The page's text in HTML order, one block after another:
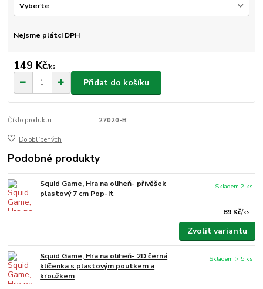
Nejsme plátci DPH
149 Kč/ks
Přidat do košíku
Číslo produktu: 27020-B
Do oblíbených
Podobné produkty
Squid Game, Hra na oliheň- přívěšek
plastový 7 cm Pop-it
89 Kč/ks
Skladem 2 ks
Zvolit variantu
Squid Game, Hra na oliheň- 2D černá
klíčenka s plastovým poutkem a
kroužkem
Skladem > 5 ks